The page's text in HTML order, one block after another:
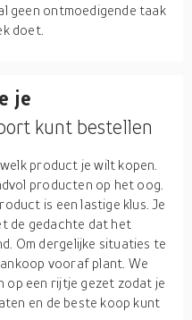
geen ontmoedigende taak
doet.
je
kunt bestellen
product je wilt kopen.
producten op het oog.
is een lastige klus. Je
de gedachte dat het
Om dergelijke situaties te
vooraf plant. We
op een rijtje gezet zodat je
en de beste koop kunt